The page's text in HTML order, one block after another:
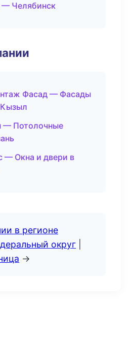
— Челябинск
Фасад — Фасады
Кызыл
— Потолочные
— Окна и двери в
в регионе
округ
→